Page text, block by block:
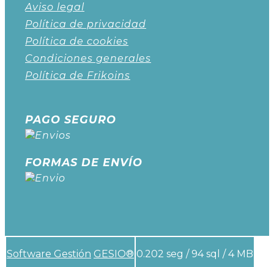
Aviso legal
Política de privacidad
Política de cookies
Condiciones generales
Política de Frikoins
PAGO SEGURO
FORMAS DE ENVÍO
Software Gestión GESIO® 0.202 seg /94 sql / 4 MB